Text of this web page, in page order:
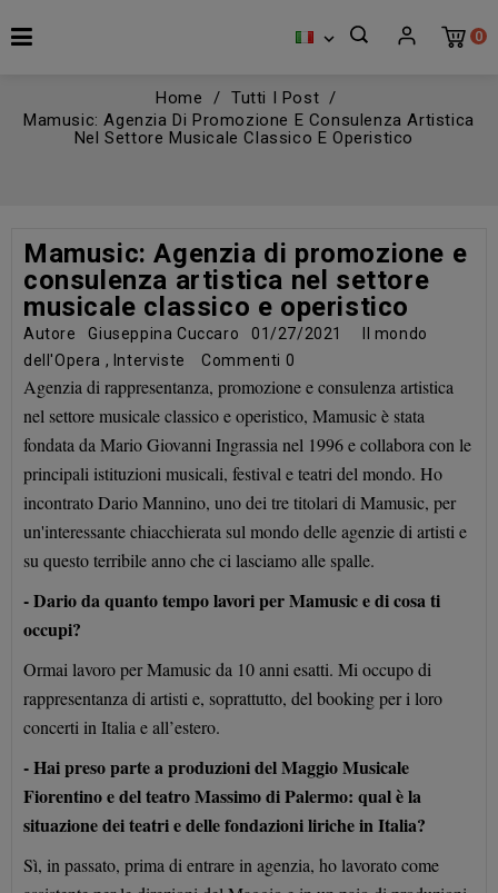
0

Home
Tutti I Post
Mamusic: Agenzia Di Promozione E Consulenza Artistica
Nel Settore Musicale Classico E Operistico
Mamusic: Agenzia di promozione e
consulenza artistica nel settore
musicale classico e operistico
Autore Giuseppina Cuccaro 01/27/2021
Il mondo
dell'Opera , Interviste Commenti 0
Agenzia di rappresentanza, promozione e consulenza artistica
nel settore musicale classico e operistico, Mamusic è stata
fondata da Mario Giovanni Ingrassia nel 1996 e collabora con le
principali istituzioni musicali, festival e teatri del mondo. Ho
incontrato Dario Mannino, uno dei tre titolari di Mamusic, per
un'interessante chiacchierata sul mondo delle agenzie di artisti e
su questo terribile anno che ci lasciamo alle spalle.
- Dario da quanto tempo lavori per Mamusic e di cosa ti
occupi?
Ormai lavoro per Mamusic da 10 anni esatti. Mi occupo di
rappresentanza di artisti e, soprattutto, del booking per i loro
concerti in Italia e all’estero.
- Hai preso parte a produzioni del Maggio Musicale
Fiorentino e del teatro Massimo di Palermo: qual è la
situazione dei teatri e delle fondazioni liriche in Italia?
Sì, in passato, prima di entrare in agenzia, ho lavorato come